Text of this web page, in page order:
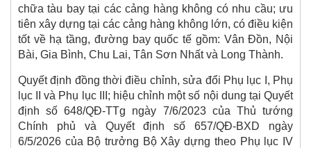
chữa tàu bay tại các cảng hàng không có nhu cầu; ưu
tiên xây dựng tại các cảng hàng không lớn, có điều kiện
tốt về hạ tầng, đường bay quốc tế gồm: Vân Đồn, Nội
Bài, Gia Bình, Chu Lai, Tân Sơn Nhất và Long Thành.
Quyết định đồng thời điều chỉnh, sửa đổi Phụ lục I, Phụ
lục II và Phụ lục III; hiệu chỉnh một số nội dung tại Quyết
định số 648/QĐ-TTg ngày 7/6/2023 của Thủ tướng
Chính phủ và Quyết định số 657/QĐ-BXD ngày
6/5/2026 của Bộ trưởng Bộ Xây dựng theo Phụ lục IV